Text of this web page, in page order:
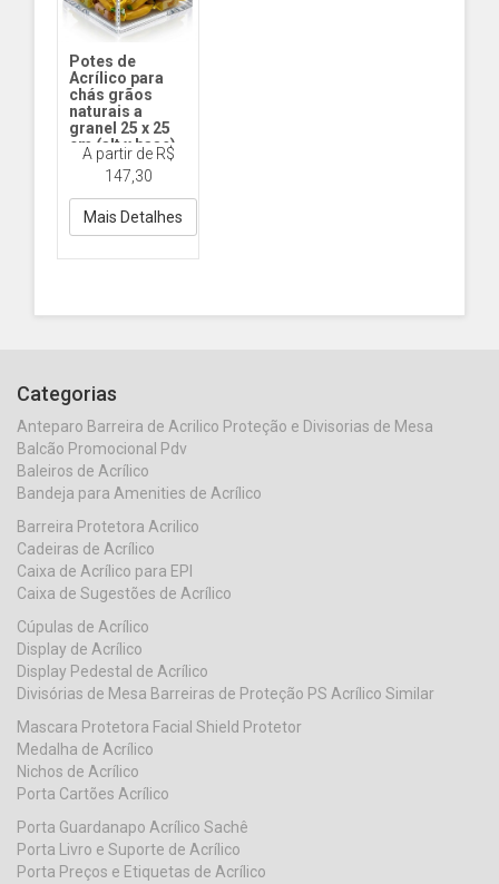
Potes de
Acrílico para
chás grãos
naturais a
granel 25 x 25
cm (alt x base) -
15,6 L
PT155Q - Pote 25
x 25 (alt x base )
Tampa com Abas
A partir de R$
147,30
Mais Detalhes
Categorias
Anteparo Barreira de Acrilico Proteção e Divisorias de Mesa
Balcão Promocional Pdv
Baleiros de Acrílico
Bandeja para Amenities de Acrílico
Barreira Protetora Acrilico
Cadeiras de Acrílico
Caixa de Acrílico para EPI
Caixa de Sugestões de Acrílico
Cúpulas de Acrílico
Display de Acrílico
Display Pedestal de Acrílico
Divisórias de Mesa Barreiras de Proteção PS Acrílico Similar
Mascara Protetora Facial Shield Protetor
Medalha de Acrílico
Nichos de Acrílico
Porta Cartões Acrílico
Porta Guardanapo Acrílico Sachê
Porta Livro e Suporte de Acrílico
Porta Preços e Etiquetas de Acrílico